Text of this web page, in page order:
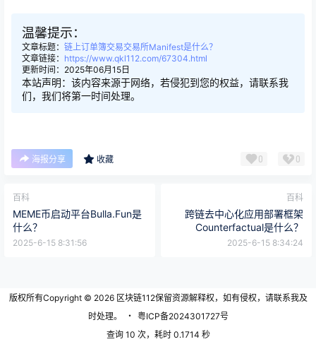
温馨提示：
文章标题： 链上订单簿交易交易所Manifest是什么？
文章链接： https://www.qkl112.com/67304.html
更新时间：2025年06月15日
本站声明：该内容来源于网络，若侵犯到您的权益，请联系我
们，我们将第一时间处理。
海报分享 收藏 0 0
百科
MEME币启动平台Bulla.Fun是
什么？
2025-6-15 8:31:56
百科
跨链去中心化应用部署框架
Counterfactual是什么？
2025-6-15 8:34:24
版权所有Copyright © 2026区块链112保留资源解释权，如有侵权，请联系我及
时处理。
・ 粤ICP备2024301727号
查询 10 次，耗时 0.1714 秒